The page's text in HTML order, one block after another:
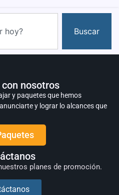
Buscar
nosotros
y paquetes que hemos
y lograr lo alcances que
planes de promoción.